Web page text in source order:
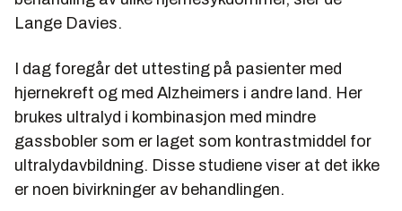
Lange Davies.
I dag foregår det uttesting på pasienter med
hjernekreft og med Alzheimers i andre land. Her
brukes ultralyd i kombinasjon med mindre
gassbobler som er laget som kontrastmiddel for
ultralydavbildning. Disse studiene viser at det ikke
er noen bivirkninger av behandlingen.